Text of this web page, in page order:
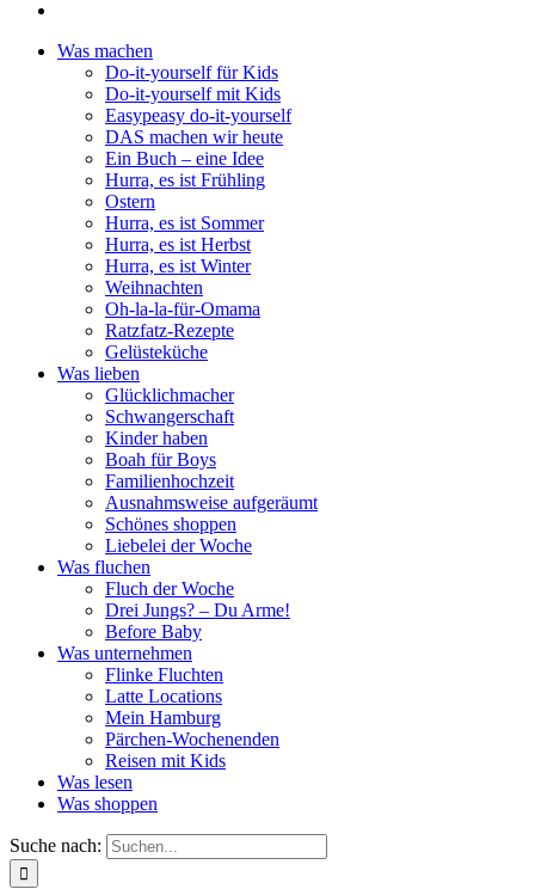
Was machen
Do-it-yourself für Kids
Do-it-yourself mit Kids
Easypeasy do-it-yourself
DAS machen wir heute
Ein Buch – eine Idee
Hurra, es ist Frühling
Ostern
Hurra, es ist Sommer
Hurra, es ist Herbst
Hurra, es ist Winter
Weihnachten
Oh-la-la-für-Omama
Ratzfatz-Rezepte
Gelüsteküche
Was lieben
Glücklichmacher
Schwangerschaft
Kinder haben
Boah für Boys
Familienhochzeit
Ausnahmsweise aufgeräumt
Schönes shoppen
Liebelei der Woche
Was fluchen
Fluch der Woche
Drei Jungs? – Du Arme!
Before Baby
Was unternehmen
Flinke Fluchten
Latte Locations
Mein Hamburg
Pärchen-Wochenenden
Reisen mit Kids
Was lesen
Was shoppen
Suche nach: